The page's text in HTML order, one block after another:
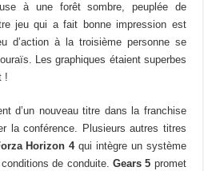
à une forêt sombre, peuplée de
jeu qui a fait bonne impression est
d’action à la troisième personne se
Les graphiques étaient superbes
!
d’un nouveau titre dans la franchise
la conférence. Plusieurs autres titres
Horizon 4qui intègre un système
de conduite.Gears 5 promet